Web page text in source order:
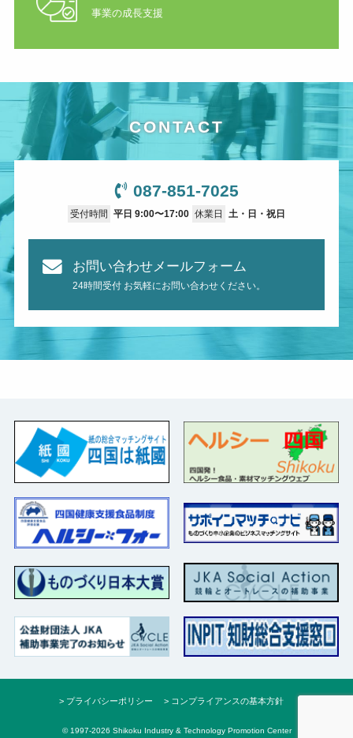
事業の成長支援
CONTACT
087-851-7025
受付時間 平日 9:00〜17:00 休業日 土・日・祝日
お問い合わせメールフォーム
24時間受付 お気軽にお問い合わせください。
プライバシーポリシー コンプライアンスの基本方針
© 1997-2026 Shikoku Industry & Technology Promotion Center